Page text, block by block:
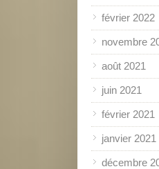
février 2022
novembre
août 2021
juin 2021
février 2021
janvier 2021
décembre